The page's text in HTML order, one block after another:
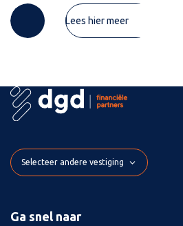
Lees hier meer
Selecteer andere vestiging
Ga snel naar